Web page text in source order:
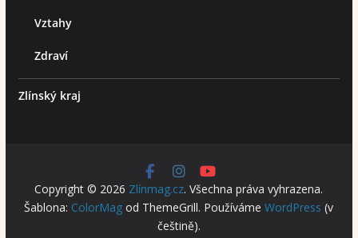
Vztahy
Zdraví
Zlínský kraj
Copyright © 2026 Zlínmag.cz. Všechna práva vyhrazena.
Šablona: ColorMag od ThemeGrill. PoužívámeWordPress (v
češtině).